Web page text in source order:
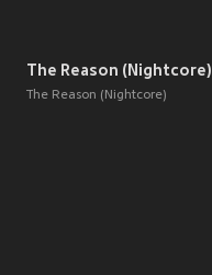
The Reason (Nightcore)
The Reason (Nightcore)